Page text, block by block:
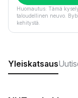
Huomautus: Tämä
taloudellinen neuvo.
kehitystä.
Yleiskatsaus